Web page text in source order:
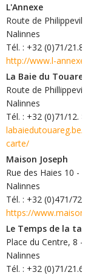
L'Annexe
Route de
Nalinnes
Tél. : +32 (0)71/
http://www.l-
La Baie du Touareg
Route de
Nalinnes
Tél. : +32 (0)71/12.
labaiedutouareg.be/
carte/
Maison Joseph
Rue des Haies 10 -
Nalinnes
Tél. : +32 (0)471/
https://
Le Temps de la
Place du Centre, 8 -
Nalinnes
Tél. : +32 (0)71/